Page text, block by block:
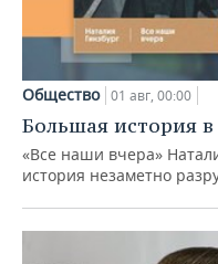
Общество 01 авг, 00:00
Большая история
«Все наши вчера»
история незаметно